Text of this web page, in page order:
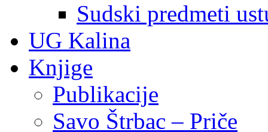
Sudski predmeti
UG Kalina
Knjige
Publikacije
Savo Štrbac – Priče